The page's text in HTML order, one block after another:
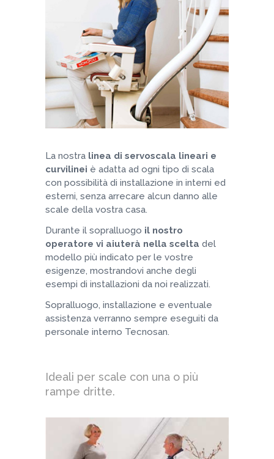
La nostra linea di servoscala lineari e
curvilinei è adatta ad ogni tipo di scala
con possibilità di installazione in interni ed
esterni, senza arrecare alcun danno alle
scale della vostra casa.
Durante il sopralluogo il nostro
operatore vi aiuterà nella scelta del
modello più indicato per le vostre
esigenze, mostrandovi anche degli
esempi di installazioni da noi realizzati.
Sopralluogo, installazione e eventuale
assistenza verranno sempre eseguiti da
personale interno Tecnosan.
Ideali per scale con una o più
rampe dritte.